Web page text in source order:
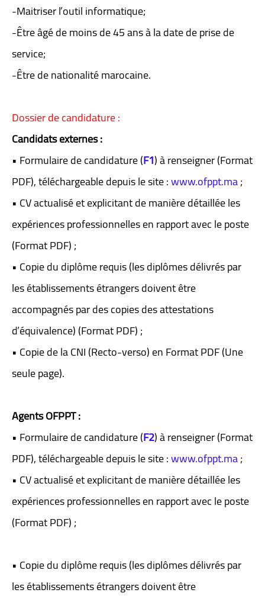
-Maitriser l’outil informatique;
-Être âgé de moins de 45 ans à la date de prise de
service;
-Être de nationalité marocaine.
Dossier de candidature :
Candidats externes :
• Formulaire de candidature(F1)à renseigner (Format
PDF), téléchargeable depuis le site :www.ofppt.ma;
• CV actualisé et explicitant de manière détaillée les
expériences professionnelles en rapport avec le poste
(Format PDF) ;
• Copie du diplôme requis (les diplômes délivrés par
les établissements étrangers doivent être
accompagnés par des copies des attestations
d’équivalence) (Format PDF) ;
• Copie de la CNI (Recto-verso) en Format PDF (Une
seule page).
Agents OFPPT :
• Formulaire de candidature(F2)à renseigner (Format
PDF), téléchargeable depuis le site :www.ofppt.ma;
• CV actualisé et explicitant de manière détaillée les
expériences professionnelles en rapport avec le poste
(Format PDF) ;
• Copie du diplôme requis (les diplômes délivrés par
les établissements étrangers doivent être